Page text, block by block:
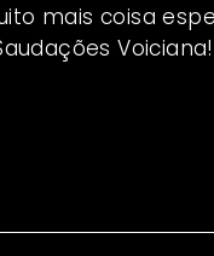
mais coisa
Voiciana!